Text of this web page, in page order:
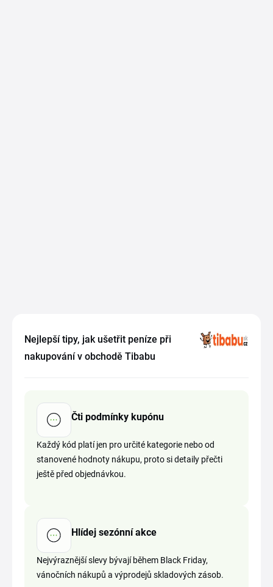
Nejlepší tipy, jak ušetřit peníze při
nakupování v obchodě Tibabu
Čti podmínky kupónu
Každý kód platí jen pro určité kategorie nebo od
stanovené hodnoty nákupu, proto si detaily přečti
ještě před objednávkou.
Hlídej sezónní akce
Nejvýraznější slevy bývají během Black Friday,
vánočních nákupů a výprodejů skladových zásob.